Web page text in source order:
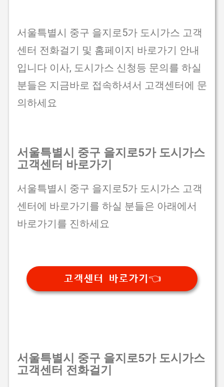
서울특별시 중구 을지로5가 도시가스 고객
센터 전화걸기 및 홈페이지 바로가기 안내
입니다 이사, 도시가스 신청등 문의를 하실
분들은 지금바로 접속하셔서 고객센터에 문
의하세요
서울특별시 중구 을지로5가 도시가스
고객센터 바로가기
서울특별시 중구 을지로5가 도시가스 고객
센터에 바로가기를 하실 분들은 아래에서
바로가기를 진하세요
고객센터 바로가기👈
서울특별시 중구 을지로5가 도시가스
고객센터 전화걸기